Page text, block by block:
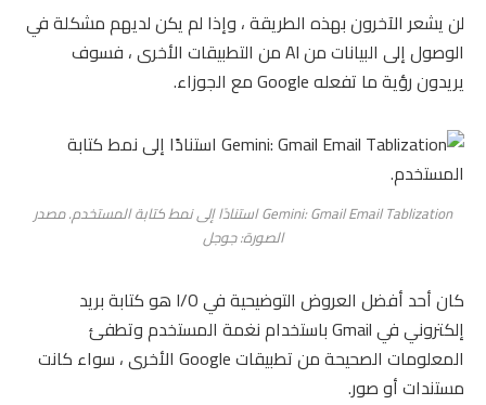
لن يشعر الآخرون بهذه الطريقة ، وإذا لم يكن لديهم مشكلة في
الوصول إلى البيانات من AI من التطبيقات الأخرى ، فسوف
يريدون رؤية ما تفعله Google مع الجوزاء.
Gemini: Gmail Email Tablization استنادًا إلى نمط كتابة المستخدم. مصدر
الصورة: جوجل
كان أحد أفضل العروض التوضيحية في I/O هو كتابة بريد
إلكتروني في Gmail باستخدام نغمة المستخدم وتطفئ
المعلومات الصحيحة من تطبيقات Google الأخرى ، سواء كانت
مستندات أو صور.